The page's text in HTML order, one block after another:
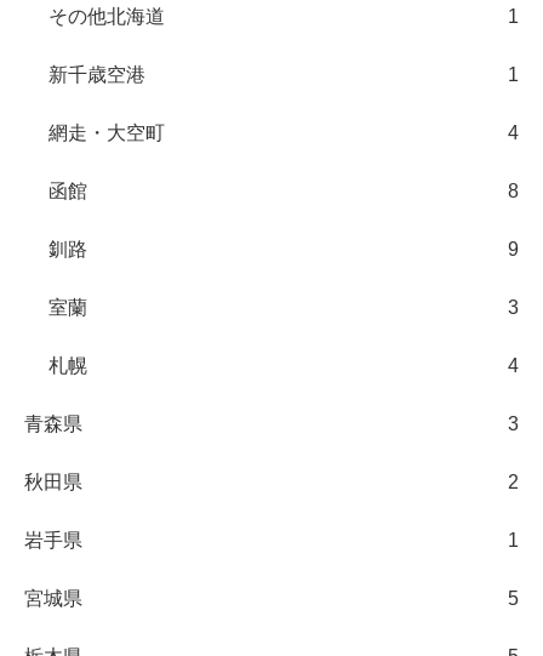
その他北海道 1
新千歳空港 1
網走・大空町 4
函館 8
釧路 9
室蘭 3
札幌 4
青森県 3
秋田県 2
岩手県 1
宮城県 5